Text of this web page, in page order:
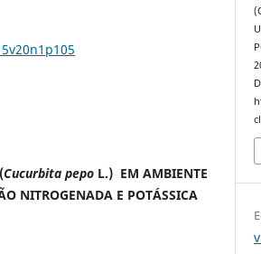
Cucurbita pepo L.) EM AMBIENTE
NITROGENADA E POTÁSSICA